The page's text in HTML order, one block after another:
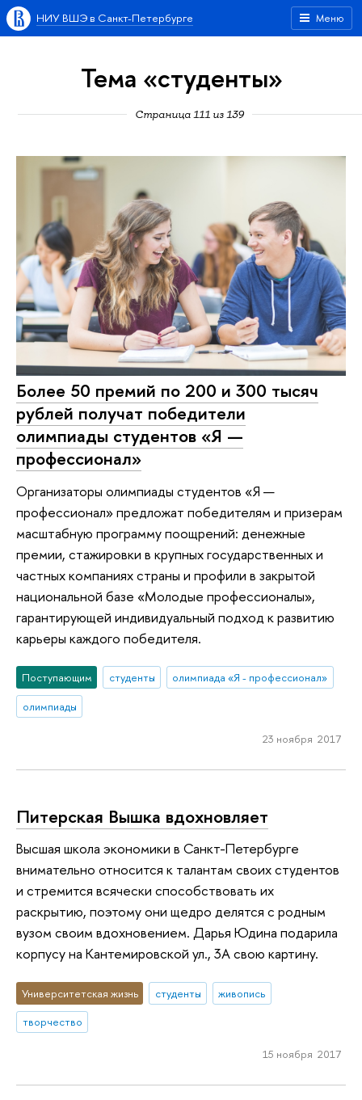
Меню
НИУ ВШЭ в Санкт-Петербурге
Тема «студенты»
Страница 111 из 139
Более 50 премий по 200 и 300 тысяч
рублей получат победители
олимпиады студентов «Я —
профессионал»
Организаторы олимпиады студентов «Я —
профессионал» предложат победителям и призерам
масштабную программу поощрений: денежные
премии, стажировки в крупных государственных и
частных компаниях страны и профили в закрытой
национальной базе «Молодые профессионалы»,
гарантирующей индивидуальный подход к развитию
карьеры каждого победителя.
Поступающим студенты
олимпиада «Я - профессионал»
олимпиады
23 ноября 2017
Питерская Вышка вдохновляет
Высшая школа экономики в Санкт-Петербурге
внимательно относится к талантам своих студентов
и стремится всячески способствовать их
раскрытию, поэтому они щедро делятся с родным
вузом своим вдохновением. Дарья Юдина подарила
корпусу на Кантемировской ул., 3А свою картину.
Университетская жизнь студенты
живопись
творчество
15 ноября 2017